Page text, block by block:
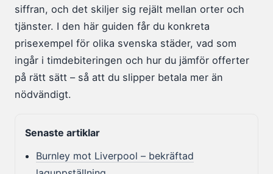
siffran, och det skiljer sig rejält mellan orter och
tjänster. I den här guiden får du konkreta
prisexempel för olika svenska städer, vad som
ingår i timdebiteringen och hur du jämför offerter
på rätt sätt – så att du slipper betala mer än
nödvändigt.
Senaste artiklar
Burnley mot Liverpool – bekräftad